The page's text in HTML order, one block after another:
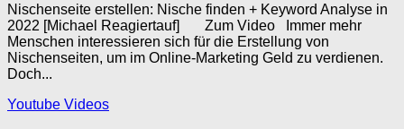
Nischenseite erstellen: Nische finden + Keyword Analyse in
2022 [Michael Reagiertauf] Zum Video Immer mehr
Menschen interessieren sich für die Erstellung von
Nischenseiten, um im Online-Marketing Geld zu verdienen.
Doch...
Youtube Videos